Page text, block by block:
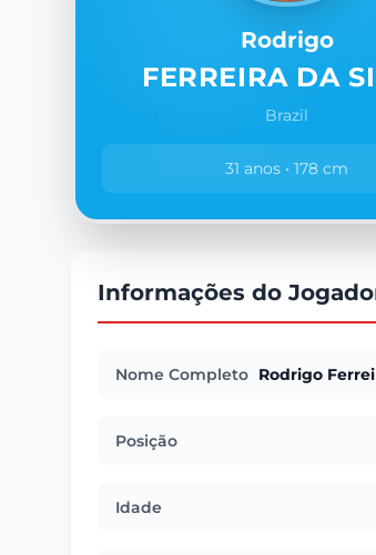
Rodrigo
FERREIRA DA
Brazil
31 anos • 178 cm
Informações do
Nome Completo Rodrigo
Posição
Idade